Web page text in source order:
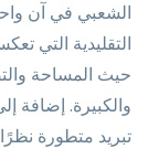
الشعبي في آن
التقليدية التي
حيث المساحة
والكبيرة. إضافة
تبريد متطورة